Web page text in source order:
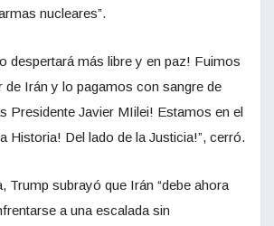
nucleares”.
despertará más libre y en paz! Fuimos
de Irán y lo pagamos con sangre de
Presidente Javier MIilei! Estamos en el
Historia! Del lado de la Justicia!”, cerró.
Trump subrayó que Irán “debe ahora
a una escalada sin